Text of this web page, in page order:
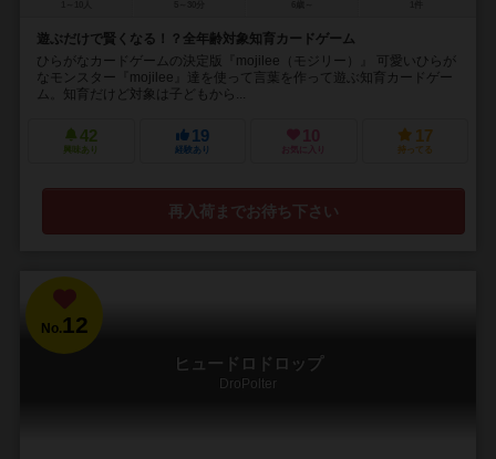
遊ぶだけで賢くなる！？全年齢対象知育カードゲーム
ひらがなカードゲームの決定版『mojilee（モジリー）』 可愛いひらが
なモンスター『mojilee』達を使って言葉を作って遊ぶ知育カードゲー
ム。知育だけど対象は子どもから...
42
興味あり
19
経験あり
10
お気に入り
17
持ってる
再入荷までお待ち下さい
No.12
ヒュードロドロップ
DroPolter